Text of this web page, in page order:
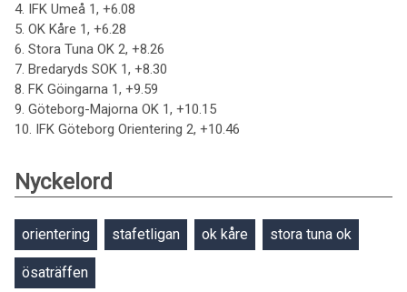
4. IFK Umeå 1, +6.08
5. OK Kåre 1, +6.28
6. Stora Tuna OK 2, +8.26
7. Bredaryds SOK 1, +8.30
8. FK Göingarna 1, +9.59
9. Göteborg-Majorna OK 1, +10.15
10. IFK Göteborg Orientering 2, +10.46
Nyckelord
orientering stafetligan ok kåre stora tuna ok
ösaträffen